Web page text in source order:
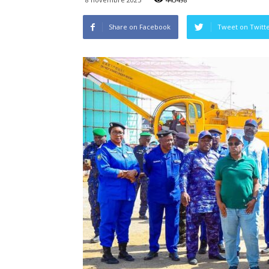
Share on Facebook Tweet on